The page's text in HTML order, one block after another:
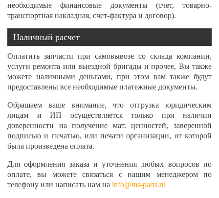
необходимые финансовые документы (счет, товарно-
транспортная накладная, счет-фактура и договор).
Наличный расчет
Оплатить запчасти при самовывозе со склада компании,
услуги ремонта или выездной бригады и прочее, Вы также
можете наличными деньгами, при этом вам также будут
предоставлены все необходимые платежные документы.
Обращаем ваше внимание, что отгрузка юридическим
лицам и ИП осуществляется только при наличии
доверенности на получение мат. ценностей, заверенной
подписью и печатью, или печати организации, от которой
была произведена оплата.
Для оформления заказа и уточнения любых вопросов по
оплате, вы можете связаться с нашим менеджером по
телефону или написать нам на info@ms-parts.ru